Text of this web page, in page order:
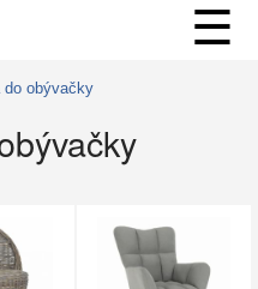
☰
do obývačky